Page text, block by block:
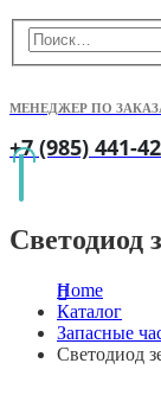
МЕНЕДЖЕР ПО
+7 (985) 441-
Home
Каталог
Запасные
Светодиод